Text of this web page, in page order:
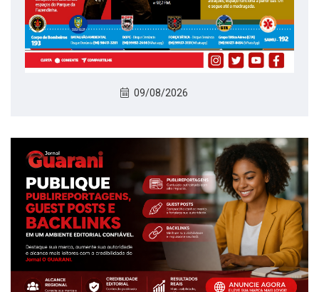
09/08/2026